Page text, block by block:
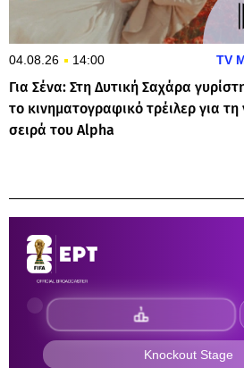
04.08.26 14:00 TV
Για Σένα: Στη Δυτική Σαχάρα
το κινηματογραφικό τρέιλερ για τη
σειρά του Alpha